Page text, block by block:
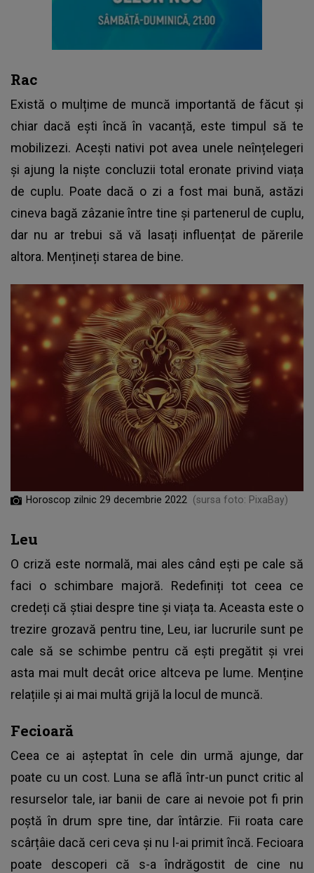
Rac
Există o mulțime de muncă importantă de făcut și
chiar dacă ești încă în vacanță, este timpul să te
mobilizezi. Acești nativi pot avea unele neînțelegeri
și ajung la niște concluzii total eronate privind viața
de cuplu. Poate dacă o zi a fost mai bună, astăzi
cineva bagă zâzanie între tine și partenerul de cuplu,
dar nu ar trebui să vă lasați influențat de părerile
altora. Mențineți starea de bine.
Horoscop zilnic 29 decembrie 2022 (sursa foto: PixaBay)
Leu
O criză este normală, mai ales când ești pe cale să
faci o schimbare majoră. Redefiniți tot ceea ce
credeți că știai despre tine și viața ta. Aceasta este o
trezire grozavă pentru tine, Leu, iar lucrurile sunt pe
cale să se schimbe pentru că ești pregătit și vrei
asta mai mult decât orice altceva pe lume. Menține
relațiile și ai mai multă grijă la locul de muncă.
Fecioară
Ceea ce ai așteptat în cele din urmă ajunge, dar
poate cu un cost. Luna se află într-un punct critic al
resurselor tale, iar banii de care ai nevoie pot fi prin
poștă în drum spre tine, dar întârzie. Fii roata care
scârțâie dacă ceri ceva și nu l-ai primit încă. Fecioara
poate descoperi că s-a îndrăgostit de cine nu